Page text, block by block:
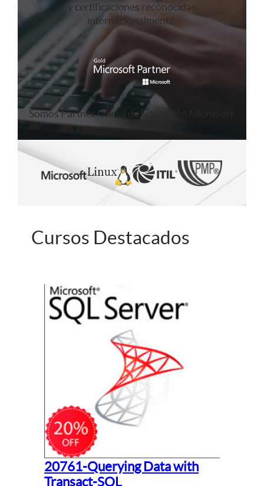
y certificaciones reconocidas
internacionalmente.
Somos Partner Oficial de Educación Microsoft.
Cursos Destacados
20761-Querying Data with
Transact-SQL